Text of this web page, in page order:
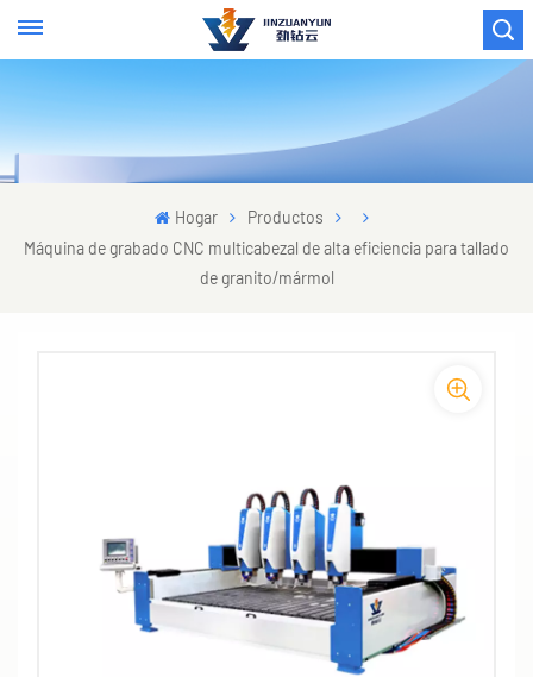
Hogar
Productos
Máquina de grabado CNC multicabezal de alta eficiencia para tallado
de granito/mármol